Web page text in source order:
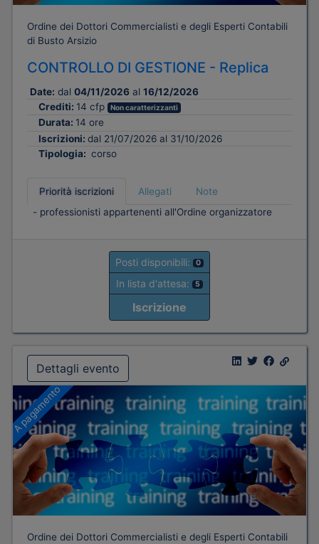
Ordine dei Dottori Commercialisti e degli Esperti Contabili
di Busto Arsizio
CONTROLLO DI GESTIONE - Replica
Date: dal 04/11/2026 al 16/12/2026
Crediti: 14 cfp Non caratterizzanti
Durata: 14 ore
Iscrizioni: dal 21/07/2026 al 31/10/2026
Tipologia: corso
Priorità iscrizioni Allegati
Note
- professionisti appartenenti all'Ordine organizzatore
Posti disponibili: 0
In lista d'attesa: 5
Iscrizione
Dettagli evento
A pagamento
Ordine dei Dottori Commercialisti e degli Esperti Contabili